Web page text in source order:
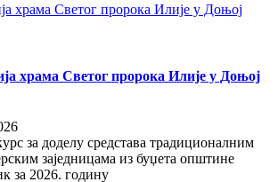
храма Светог пророка Илије у Доњој
храма Светог пророка Илије у Доњој